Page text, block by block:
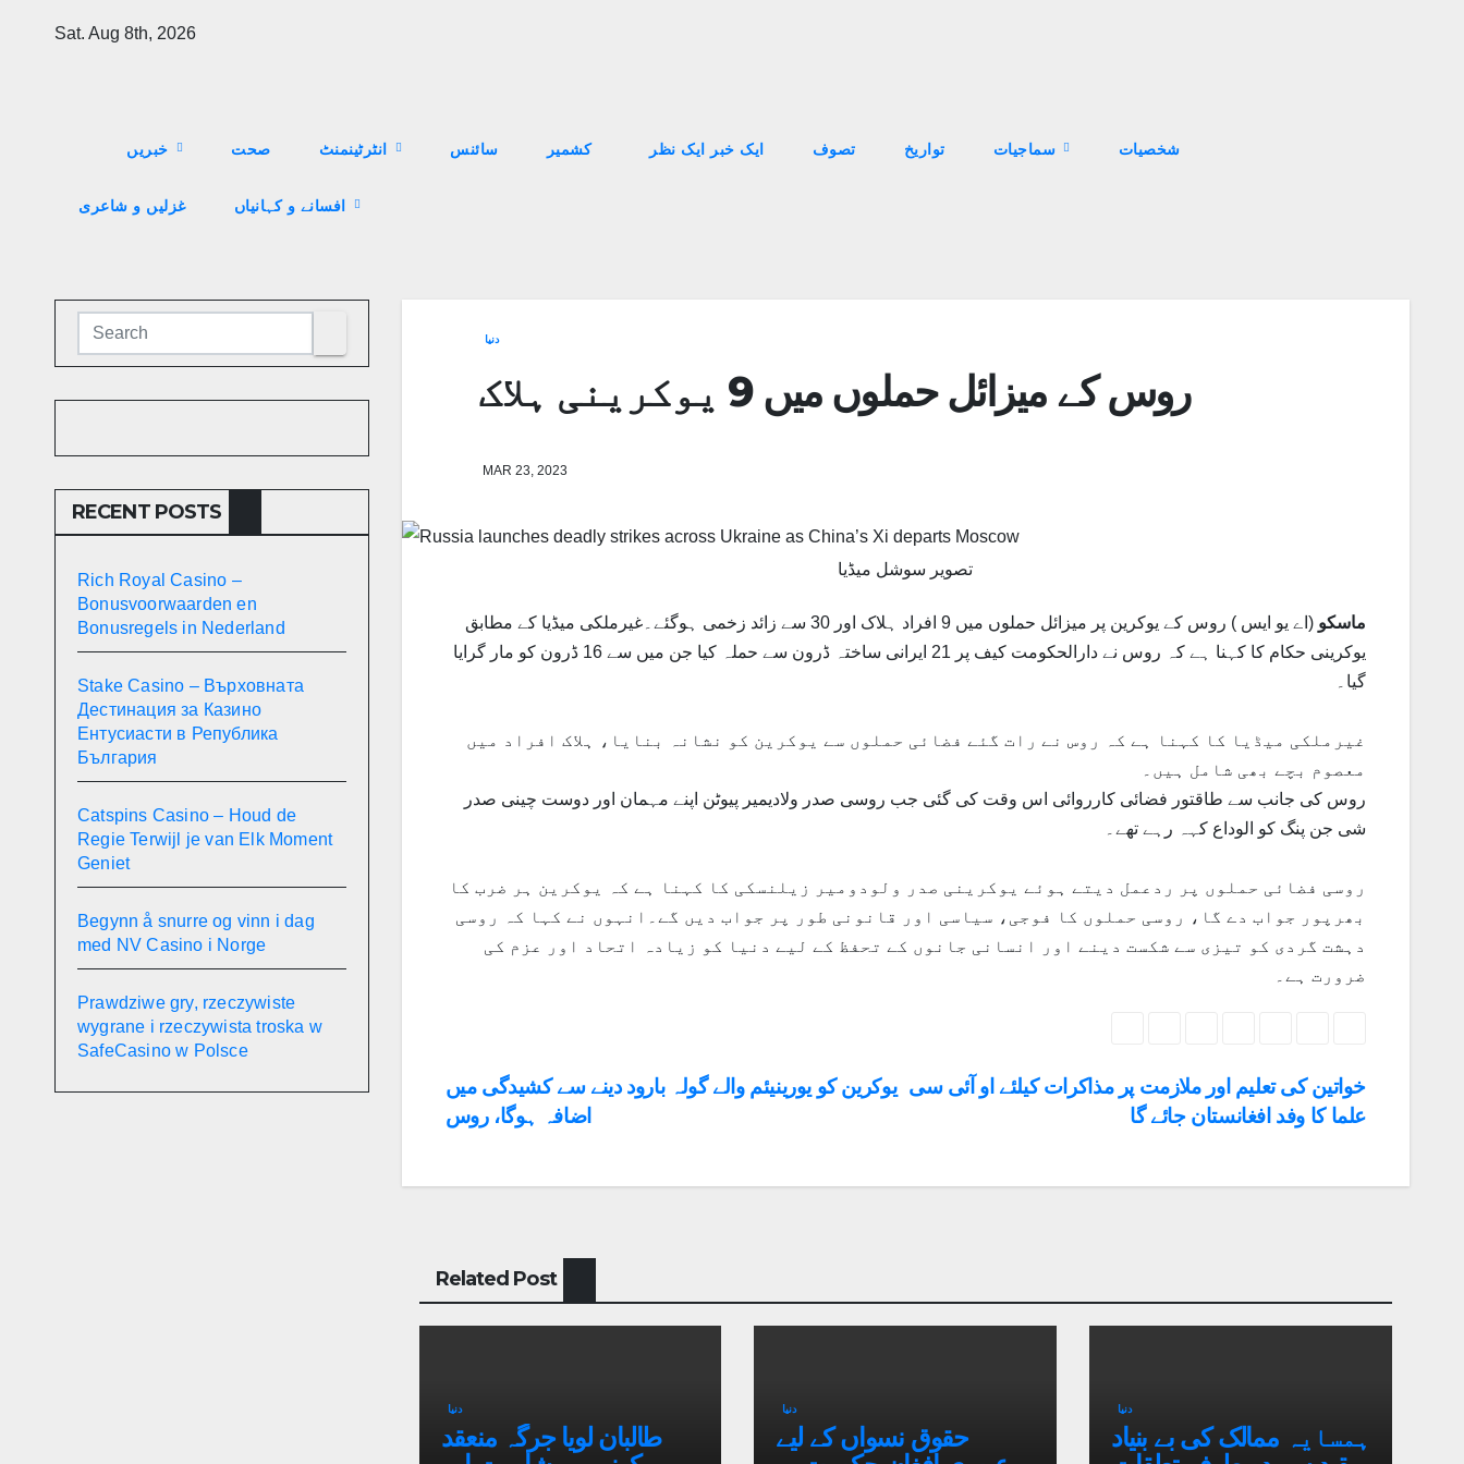
Sat. Aug 8th, 2026
صحت سائنس کشمیر ایک خبر ایک نظر تصوف تواریخ
غزلیں و شاعری
RECENT POSTS
Rich Royal Casino –
Bonusvoorwaarden en
Bonusregels in Nederland
Stake Casino – Върховната
Дестинация за Казино
Ентусиасти в Република
България
Catspins Casino – Houd de
Regie Terwijl je van Elk Moment
Geniet
Begynn å snurre og vinn i dag
med NV Casino i Norge
Prawdziwe gry, rzeczywiste
wygrane i rzeczywista troska w
SafeCasino w Polsce
دنیا
روس کے میزائل حملوں میں 9 یوکرینی ہلاک
MAR 23, 2023
تصویر سوشل میڈیا
ماسکو
(اے یو ایس ) روس کے یوکرین پر میزائل حملوں میں 9 افراد ہلاک اور 30 سے زائد زخمی ہوگئے۔غیرملکی میڈیا کے مطابق
یوکرینی حکام کا کہنا ہے کہ روس نے دارالحکومت کیف پر 21 ایرانی ساختہ ڈرون سے حملہ کیا جن میں سے 16 ڈرون کو مار گرایا
گیا۔
غیرملکی میڈیا کا کہنا ہے کہ روس نے رات گئے فضائی حملوں سے یوکرین کو نشانہ بنایا، ہلاک افراد میں
معصوم بچے بھی شامل ہیں۔
روس کی جانب سے طاقتور فضائی کارروائی اس وقت کی گئی جب روسی صدر ولادیمیر پیوٹن اپنے مہمان اور دوست چینی صدر
شی جن پنگ کو الوداع کہہ رہے تھے۔
روسی فضائی حملوں پر ردعمل دیتے ہوئے یوکرینی صدر ولودومیر زیلنسکی کا کہنا ہے کہ یوکرین ہر ضرب کا
بھرپور جواب دے گا، روسی حملوں کا فوجی، سیاسی اور قانونی طور پر جواب دیں گے۔انہوں نے کہا کہ روسی
دہشت گردی کو تیزی سے شکست دینے اور انسانی جانوں کے تحفظ کے لیے دنیا کو زیادہ اتحاد اور عزم کی
ضرورت ہے۔
Post
navigation
خواتین کی تعلیم اور ملازمت پر مذاکرات کیلئے او آئی سی
علما کا وفد افغانستان جائے گا
یوکرین کو یورینیئم والے گولہ بارود دینے سے کشیدگی میں
اضافہ ہوگا، روس
Related Post
دنیا
طالبان لویا جرگہ منعقد
دنیا
حقوق نسواں کے لیے
دنیا
ہمسایہ ممالک کی بے بنیاد